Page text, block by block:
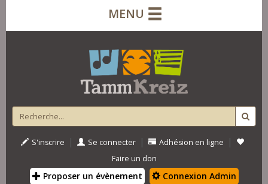
MENU
S'inscrire | Se connecter | Adhésion en ligne |
Faire un don
Proposer un évènement Connexion Admin